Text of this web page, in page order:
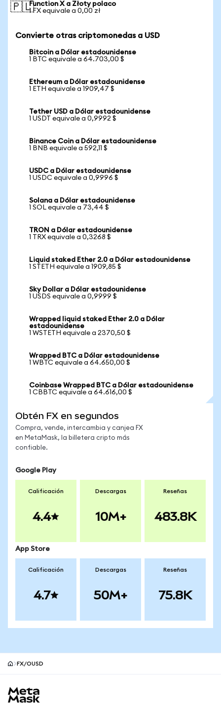
🇵🇱Function X a Złoty polaco
1 FX equivale a 0,00 zł
Convierte otras criptomonedas a USD
Bitcoin a Dólar estadounidense
1 BTC equivale a 64.703,00 $
Ethereum a Dólar estadounidense
1 ETH equivale a 1909,47 $
Tether USD a Dólar estadounidense
1 USDT equivale a 0,9992 $
Binance Coin a Dólar estadounidense
1 BNB equivale a 592,11 $
USDC a Dólar estadounidense
1 USDC equivale a 0,9996 $
Solana a Dólar estadounidense
1 SOL equivale a 73,44 $
TRON a Dólar estadounidense
1 TRX equivale a 0,3268 $
Liquid staked Ether 2.0 a Dólar estadounidense
1 STETH equivale a 1909,85 $
Sky Dollar a Dólar estadounidense
1 USDS equivale a 0,9999 $
Wrapped liquid staked Ether 2.0 a Dólar
estadounidense
1 WSTETH equivale a 2370,50 $
Wrapped BTC a Dólar estadounidense
1 WBTC equivale a 64.650,00 $
Coinbase Wrapped BTC a Dólar estadounidense
1 CBBTC equivale a 64.616,00 $
Obtén FX en segundos
Compra, vende, intercambia y canjea FX
en MetaMask, la billetera cripto más
confiable.
Google Play
Calificación
4.4
Descargas
10M+
Reseñas
483.8K
App Store
Calificación
4.7
Descargas
50M+
Reseñas
75.8K
FX/OUSD